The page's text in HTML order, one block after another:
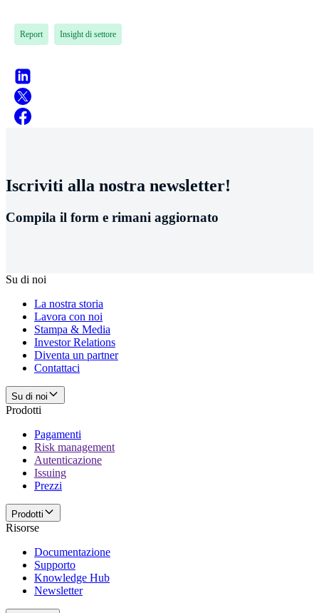
Report Insight di settore
Iscriviti alla nostra newsletter!
Compila il form e rimani aggiornato
Su di noi
La nostra storia
Lavora con noi
Stampa & Media
Investor Relations
Diventa un partner
Contattaci
Su di noi
Prodotti
Pagamenti
Risk management
Autenticazione
Issuing
Prezzi
Prodotti
Risorse
Documentazione
Supporto
Knowledge Hub
Newsletter